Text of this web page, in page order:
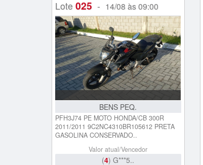
Lote 025 - 14/08 às 09:00
BENS PEQ.
PFH3J74 PE MOTO HONDA/CB 300R
2011/2011 9C2NC4310BR105612 PRETA
GASOLINA CONSERVADO..
Valor atual/Vencedor
(4) G***5..